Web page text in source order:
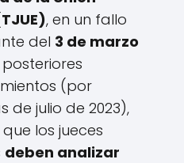
, en un fallo
del 3 de marzo
(por
de julio de 2023),
los jueces
deben analizar